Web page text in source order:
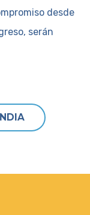
desde
serán